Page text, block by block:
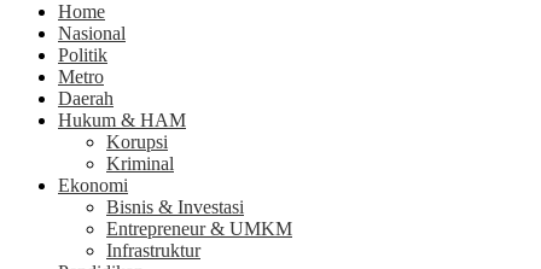
Home
Nasional
Politik
Metro
Daerah
Hukum & HAM
Korupsi
Kriminal
Ekonomi
Bisnis & Investasi
Entrepreneur & UMKM
Infrastruktur